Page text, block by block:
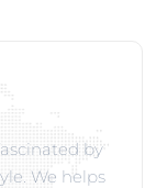
by
We helps